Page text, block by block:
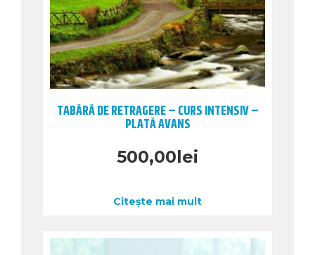
TABĂRĂ DE RETRAGERE – CURS INTENSIV –
PLATĂ AVANS
500,00lei
Citește mai mult